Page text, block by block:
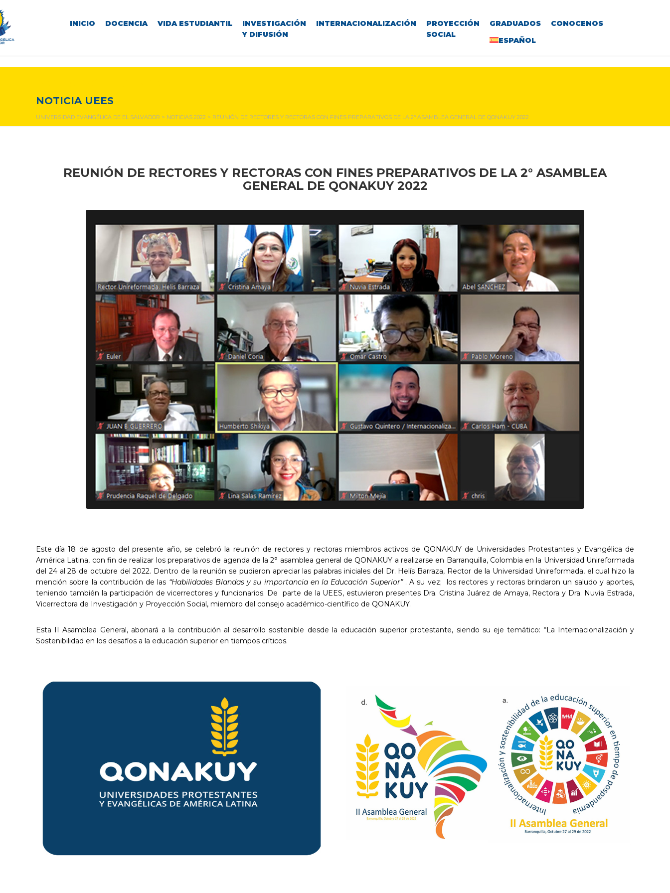
INICIO DOCENCIA VIDA ESTUDIANTIL
INVESTIGACIÓN
Y DIFUSIÓN
INTERNACIONALIZACIÓN
PROYECCIÓN
SOCIAL
GRADUADOS
CONOCENOS
ESPAÑOL
NOTICIA UEES
UNIVERSIDAD EVANGÉLICA DE EL SALVADOR > NOTICIAS 2022 > REUNIÓN DE RECTORES Y RECTORAS CON FINES PREPARATIVOS DE LA 2° ASAMBLEA GENERAL DE QONAKUY 2022
REUNIÓN DE RECTORES Y RECTORAS CON FINES PREPARATIVOS DE LA 2° ASAMBLEA
GENERAL DE QONAKUY 2022
Este día 18 de agosto del presente año, se celebró la reunión de rectores y rectoras miembros activos de QONAKUY de Universidades Protestantes y Evangélica de
América Latina, con fin de realizar los preparativos de agenda de la 2° asamblea general de QONAKUY a realizarse en Barranquilla, Colombia en la Universidad Unireformada
del 24 al 28 de octubre del 2022. Dentro de la reunión se pudieron apreciar las palabras iniciales del Dr. Helís Barraza, Rector de la Universidad Unireformada, el cual hizo la
mención sobre la contribución de las “Habilidades Blandas y su importancia en la Educación Superior” . A su vez; los rectores y rectoras brindaron un saludo y aportes,
teniendo también la participación de vicerrectores y funcionarios. De parte de la UEES, estuvieron presentes Dra. Cristina Juárez de Amaya, Rectora y Dra. Nuvia Estrada,
Vicerrectora de Investigación y Proyección Social, miembro del consejo académico-científico de QONAKUY.
Esta II Asamblea General, abonará a la contribución al desarrollo sostenible desde la educación superior protestante, siendo su eje temático: “La Internacionalización y
Sostenibilidad en los desafíos a la educación superior en tiempos críticos.